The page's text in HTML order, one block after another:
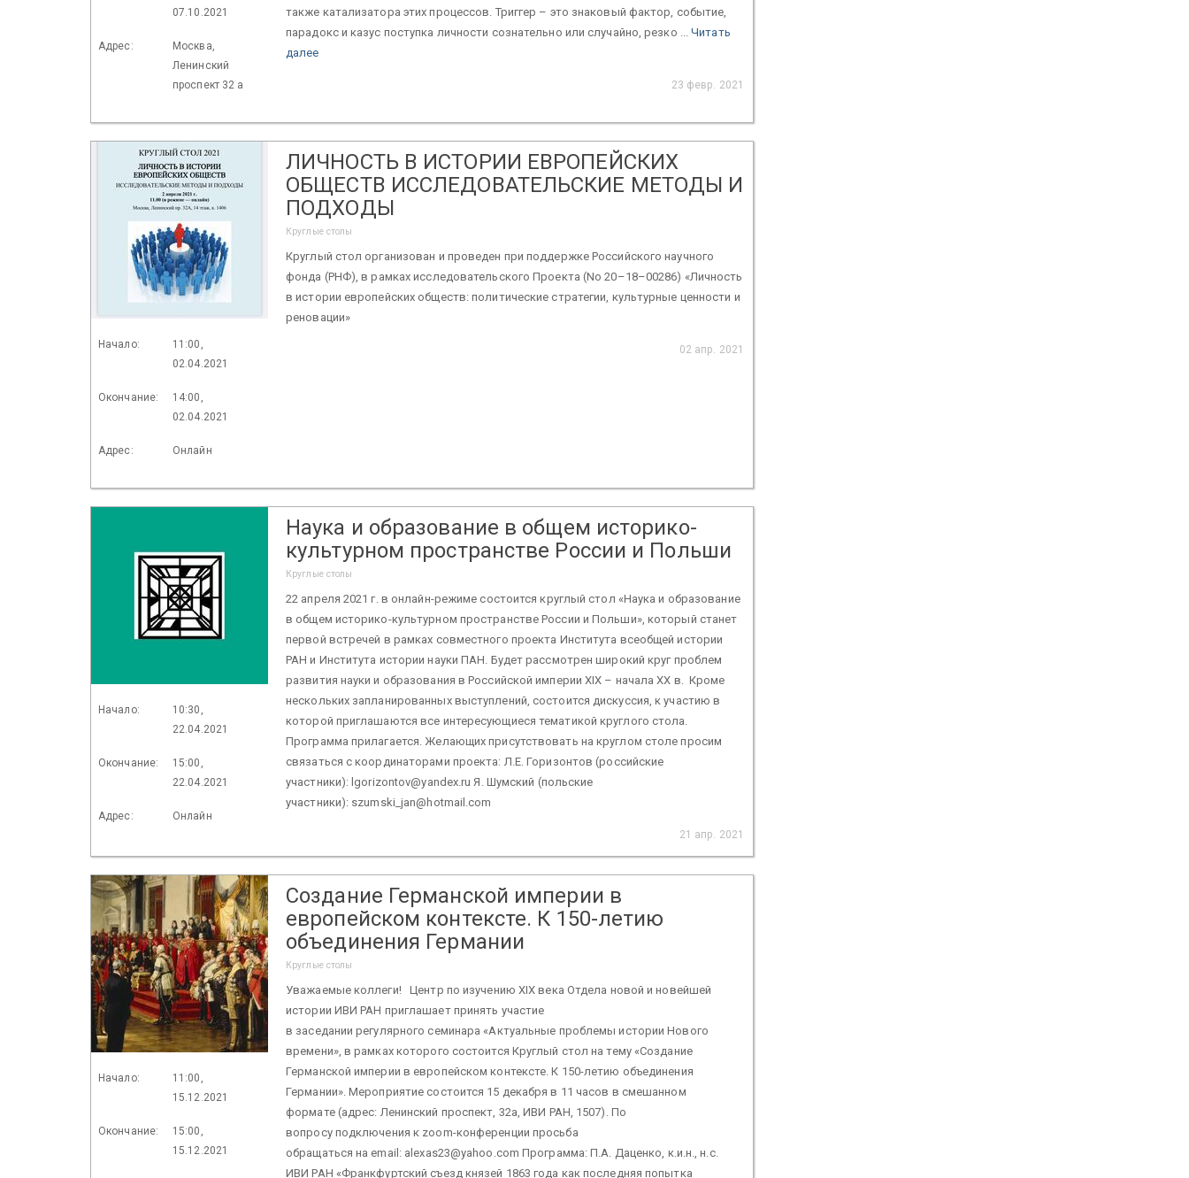
07.10.2021
Адрес:
Москва,
Ленинский
проспект 32 а
также катализатора этих процессов. Триггер – это знаковый фактор, событие,
парадокс и казус поступка личности сознательно или случайно, резко ...Читать
далее
23 февр. 2021
Начало:
11:00,
02.04.2021
Окончание:
14:00,
02.04.2021
Адрес: Онлайн
ЛИЧНОСТЬ В ИСТОРИИ ЕВРОПЕЙСКИХ
ОБЩЕСТВ ИССЛЕДОВАТЕЛЬСКИЕ МЕТОДЫ И
ПОДХОДЫ
Круглые столы
Круглый стол организован и проведен при поддержке Российского научного
фонда (РНФ), в рамках исследовательского Проекта (No 20–18–00286) «Личность
в истории европейских обществ: политические стратегии, культурные ценности и
реновации»
02 апр. 2021
Начало:
10:30,
22.04.2021
Окончание:
15:00,
22.04.2021
Адрес: Онлайн
Наука и образование в общем историко-
культурном пространстве России и Польши
Круглые столы
22 апреля 2021 г. в онлайн-режиме состоится круглый стол «Наука и образование
в общем историко-культурном пространстве России и Польши», который станет
первой встречей в рамках совместного проекта Института всеобщей истории
РАН и Института истории науки ПАН. Будет рассмотрен широкий круг проблем
развития науки и образования в Российской империи XIX – начала XX в. Кроме
нескольких запланированных выступлений, состоится дискуссия, к участию в
которой приглашаются все интересующиеся тематикой круглого стола.
Программа прилагается. Желающих присутствовать на круглом столе просим
связаться с координаторами проекта: Л.Е. Горизонтов (российские
участники): lgorizontov@yandex.ru Я. Шумский (польские
участники): szumski_jan@hotmail.com
21 апр. 2021
Начало:
11:00,
15.12.2021
Окончание:
15:00,
15.12.2021
Создание Германской империи в
европейском контексте. К 150-летию
объединения Германии
Круглые столы
Уважаемые коллеги! Центр по изучению XIX века Отдела новой и новейшей
истории ИВИ РАН приглашает принять участие
в заседании регулярного семинара «Актуальные проблемы истории Нового
времени», в рамках которого состоится Круглый стол на тему «Создание
Германской империи в европейском контексте. К 150-летию объединения
Германии». Мероприятие состоится 15 декабря в 11 часов в смешанном
формате (адрес: Ленинский проспект, 32а, ИВИ РАН, 1507). По
вопросу подключения к zoom-конференции просьба
обращаться на email: alexas23@yahoo.com Программа: П.А. Даценко, к.и.н., н.с.
ИВИ РАН «Франкфуртский съезд князей 1863 года как последняя попытка